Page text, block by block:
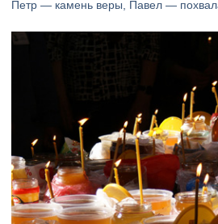
Петр — камень веры, Павел —